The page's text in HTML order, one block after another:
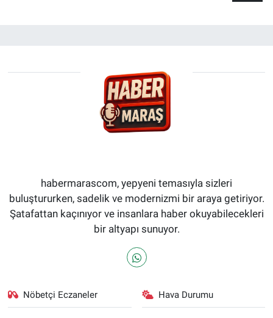
habermarascom, yepyeni temasıyla sizleri
buluştururken, sadelik ve modernizmi bir araya getiriyor.
Şatafattan kaçınıyor ve insanlara haber okuyabilecekleri
bir altyapı sunuyor.
Nöbetçi Eczaneler Hava Durumu